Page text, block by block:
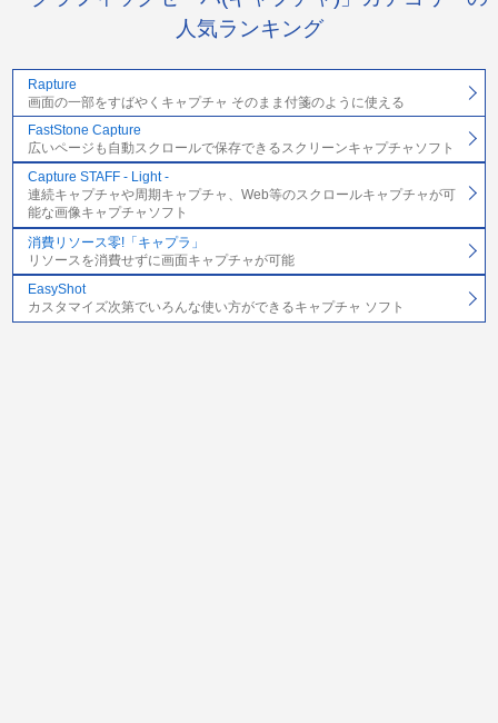
人気ランキング
Rapture
画面の一部をすばやくキャプチャ そのまま付箋のように使える
FastStone Capture
広いページも自動スクロールで保存できるスクリーンキャプチャソフト
Capture STAFF - Light -
連続キャプチャや周期キャプチャ、Web等のスクロールキャプチャが可
能な画像キャプチャソフト
消費リソース零!「キャプラ」
リソースを消費せずに画面キャプチャが可能
EasyShot
カスタマイズ次第でいろんな使い方ができるキャプチャ ソフト